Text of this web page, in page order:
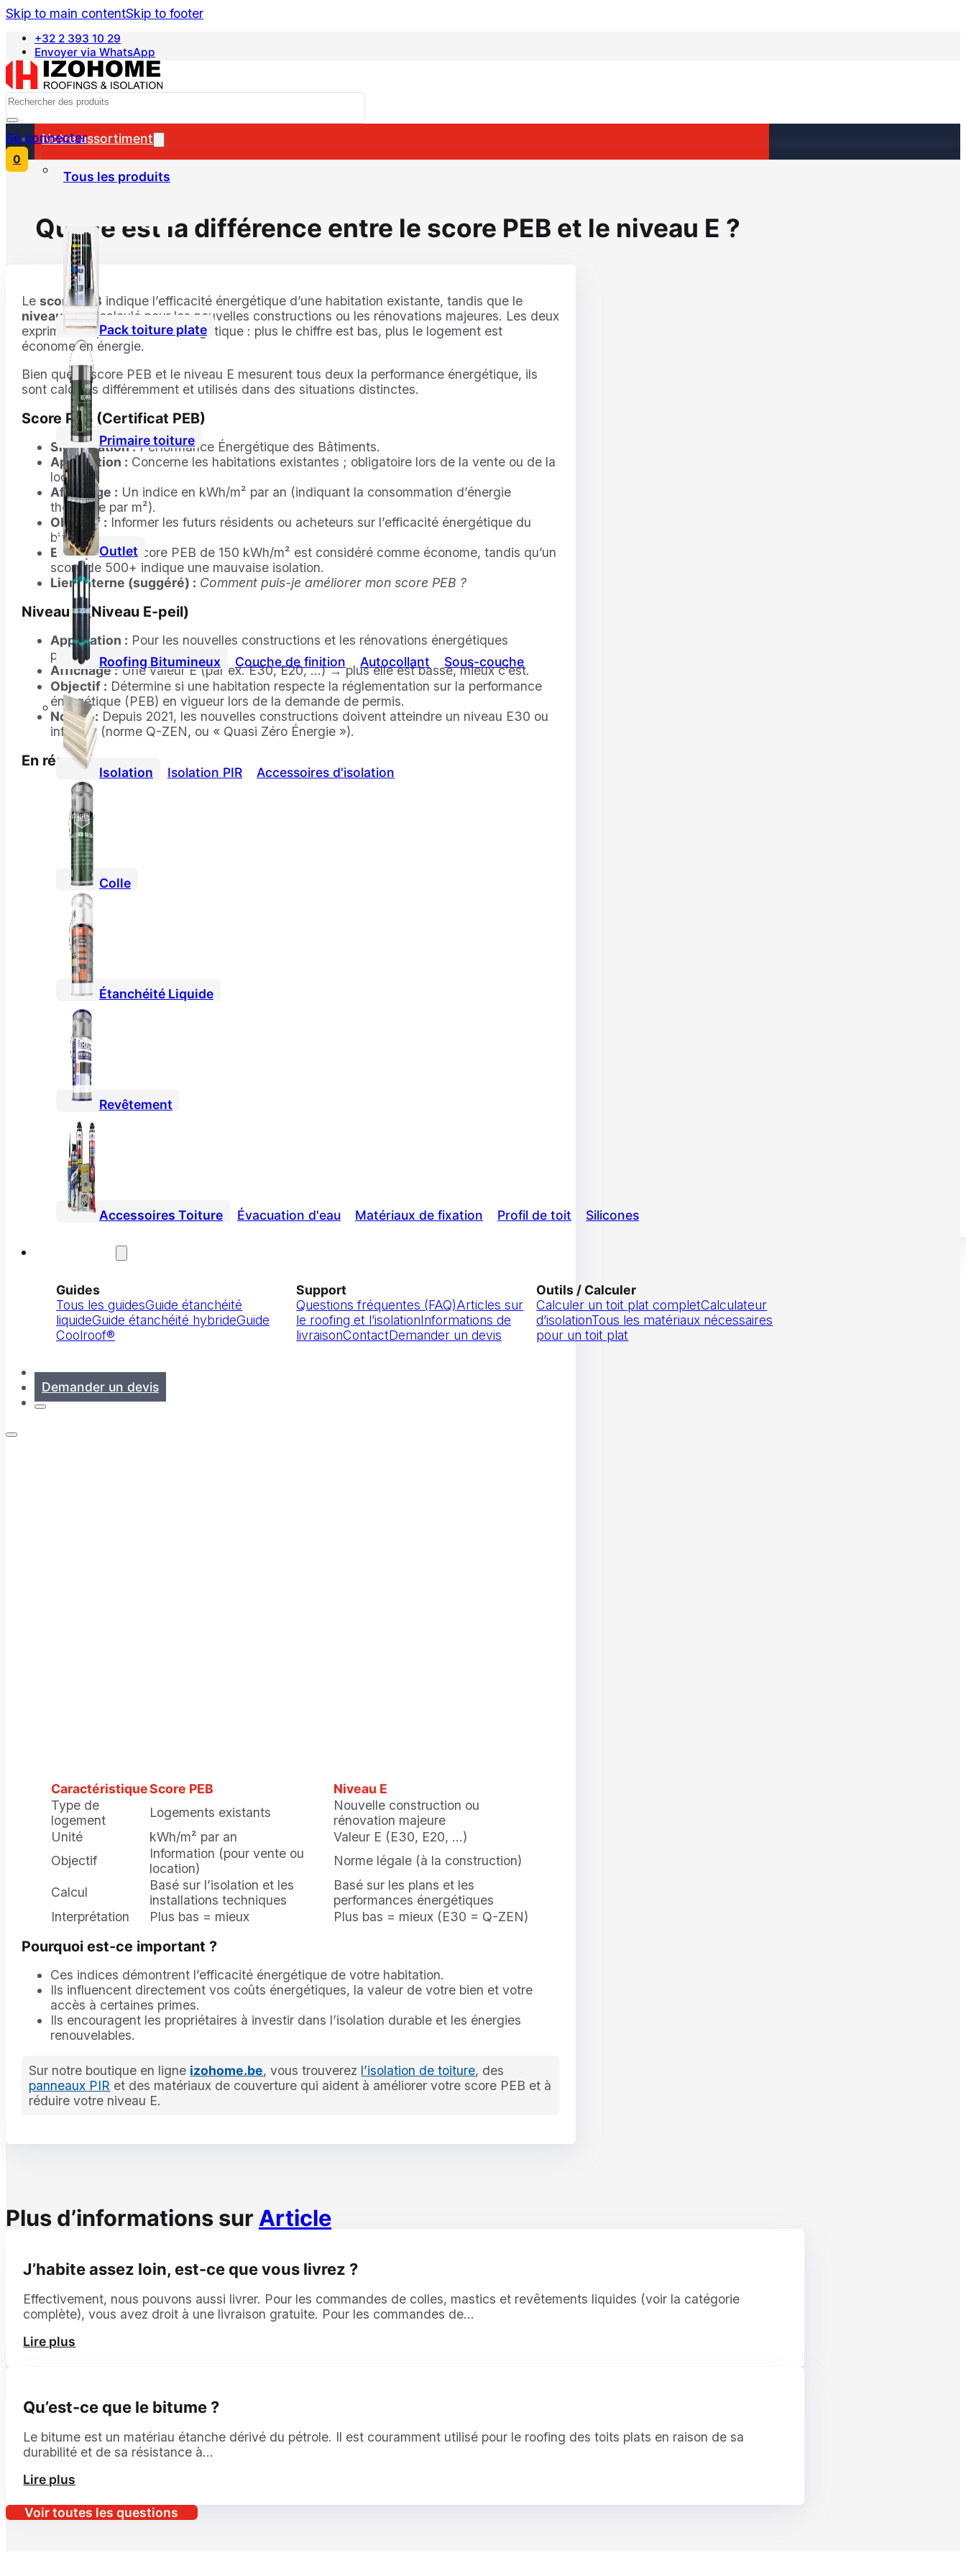
Skip to main contentSkip to footer
+32 2 393 10 29
Envoyer via WhatsApp
Nederlands
Search
Se connecter
0
Notre assortiment
Tous les produits
Pack toiture plate
Primaire toiture
Outlet
Roofing Bitumineux Couche de finition Autocollant Sous-couche
Isolation Isolation PIR Accessoires d'isolation
Colle
Étanchéité Liquide
Revêtement
Accessoires Toiture Évacuation d'eau Matériaux de fixation Profil de toit Silicones
Guides
Tous les guidesGuide étanchéité
liquideGuide étanchéité hybrideGuide
Coolroof®
Support
Questions fréquentes (FAQ)Articles sur
le roofing et l’isolationInformations de
livraisonContactDemander un devis
Outils / Calculer
Calculer un toit plat completCalculateur
d’isolationTous les matériaux nécessaires
pour un toit plat
Contact
Demander un devis
Quelle est la différence entre le score PEB et le niveau E ?
Lescore PEB indique l’efficacité énergétique d’une habitation existante, tandis que le
niveau Eest calculé pour les nouvelles constructions ou les rénovations majeures. Les deux
expriment la performance énergétique : plus le chiffre est bas, plus le logement est
économe en énergie.
Bien que le score PEB et le niveau E mesurent tous deux la performance énergétique, ils
sont calculés différemment et utilisés dans des situations distinctes.
Score PEB (Certificat PEB)
Signification :Performance Énergétique des Bâtiments.
Application : Concerne les habitations existantes ; obligatoire lors de la vente ou de la
location.
Affichage : Un indice en kWh/m² par an (indiquant la consommation d’énergie
théorique par m²).
Objectif : Informer les futurs résidents ou acheteurs sur l’efficacité énergétique du
bien.
Exemple :Un score PEB de 150 kWh/m² est considéré comme économe, tandis qu’un
score de 500+ indique une mauvaise isolation.
Lien interne (suggéré) : Comment puis-je améliorer mon score PEB ?
Niveau E (Niveau E-peil)
Application : Pour les nouvelles constructions et les rénovations énergétiques
profondes.
Affichage :Une valeur E (par ex. E30, E20, …) → plus elle est basse, mieux c’est.
Objectif : Détermine si une habitation respecte la réglementation sur la performance
énergétique (PEB) en vigueur lors de la demande de permis.
Norme : Depuis 2021, les nouvelles constructions doivent atteindre un niveau E30 ou
inférieur (norme Q-ZEN, ou « Quasi Zéro Énergie »).
En résumé
CaractéristiqueScore PEB
Niveau E
Type de
logement
Logements existants
Nouvelle construction ou
rénovation majeure
Unité
kWh/m² par an
Valeur E (E30, E20, …)
Objectif
Information (pour vente ou
location)
Norme légale (à la construction)
Calcul
Basé sur l’isolation et les
installations techniques
Basé sur les plans et les
performances énergétiques
Interprétation
Plus bas = mieux Plus bas = mieux (E30 = Q-ZEN)
Pourquoi est-ce important ?
Ces indices démontrent l’efficacité énergétique de votre habitation.
Ils influencent directement vos coûts énergétiques, la valeur de votre bien et votre
accès à certaines primes.
Ils encouragent les propriétaires à investir dans l’isolation durable et les énergies
renouvelables.
Sur notre boutique en ligne izohome.be, vous trouverez l’isolation de toiture, des
panneaux PIR et des matériaux de couverture qui aident à améliorer votre score PEB et à
réduire votre niveau E.
Plus d’informations sur Article
J’habite assez loin, est-ce que vous livrez ?
Effectivement, nous pouvons aussi livrer. Pour les commandes de colles, mastics et revêtements liquides (voir la catégorie
complète), vous avez droit à une livraison gratuite. Pour les commandes de...
Lire plus
Qu’est-ce que le bitume ?
Le bitume est un matériau étanche dérivé du pétrole. Il est couramment utilisé pour le roofing des toits plats en raison de sa
durabilité et de sa résistance à...
Lire plus
Voir toutes les questions